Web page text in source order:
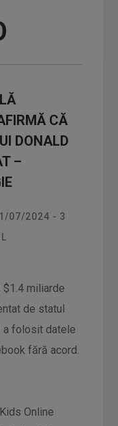
CĂ
DONALD
–
07/2024 - 3
miliarde
de statul
a folosit datele
fără acord.
Online